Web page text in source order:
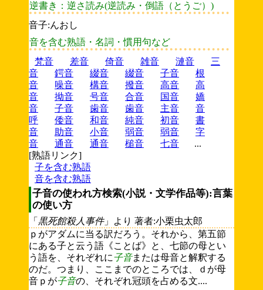
逆書き：逆さ読み(逆読み・倒語（とうご）)
音子:んおし
音を含む熟語・名詞・慣用句など
梵音
差音 倚音 雑音 漣音
三
音
鍔音 綴音 綴音 子音
根
音
噪音 構音 撥音 高音
高
音
拗音 号音 合音 国音
嬌
音
子音 歯音 歯音 主音
音
呼
倭音 和音 純音 初音
書
音
助音 小音 弱音 弱音
字
音
通音 通音 槌音 七音
...
[熟語リンク]
子を含む熟語
音を含む熟語
子音の使われ方検索(小説・文学作品等):言葉
の使い方
「 黒死館殺人事件」より 著者:小栗虫太郎
ｐがアダムに当る訳だろう。それから、第五節
にある子と云う語《ことば》と、七節の母とい
う語を、それぞれに子音または母音と解釈する
のだ。つまり、ここまでのところでは、ｄが母
音ｐが子音の、それぞれ冠頭を占める文....